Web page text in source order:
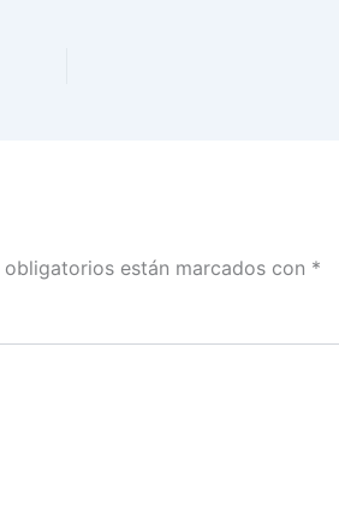
obligatorios están marcados con *